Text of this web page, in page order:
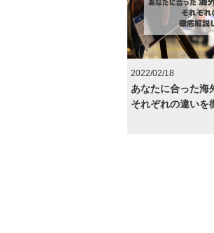
2022/02/18
あなたに合った海
それぞれの違いを